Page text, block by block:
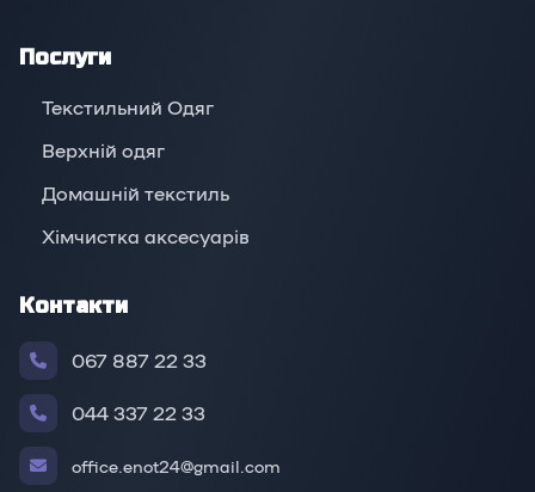
Послуги
Текстильний Одяг
Верхній oдяг
Домашній текстиль
Хімчистка аксесуарів
Контакти
067 887 22 33
044 337 22 33
office.enot24@gmail.com